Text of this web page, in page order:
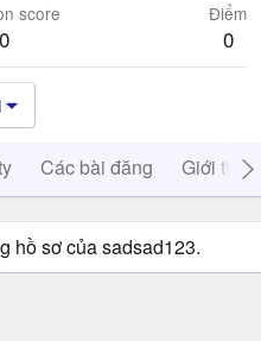
score
0
Điểm
0
Các bài đăng Giới thiệu
hồ sơ của sadsad123.